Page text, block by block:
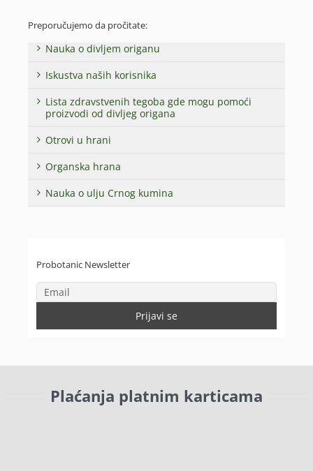
Preporučujemo da pročitate:
Nauka o divljem origanu
Iskustva naših korisnika
Lista zdravstvenih tegoba gde mogu pomoći
proizvodi od divljeg origana
Otrovi u hrani
Organska hrana
Nauka o ulju Crnog kumina
Probotanic Newsletter
Plaćanja platnim karticama